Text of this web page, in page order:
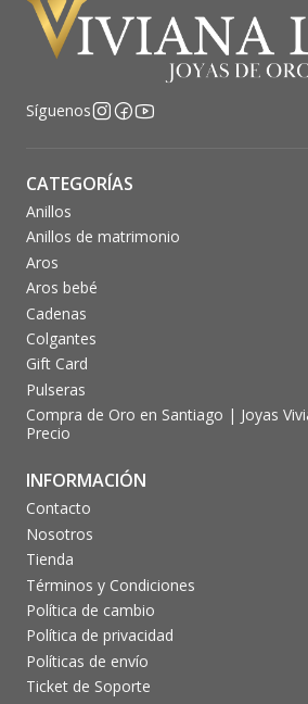
Síguenos
CATEGORÍAS
Anillos
Anillos de matrimonio
Aros
Aros bebé
Cadenas
Colgantes
Gift Card
Pulseras
Compra de Oro en Santiago | Joyas
Precio
INFORMACIÓN
Contacto
Nosotros
Tienda
Términos y Condiciones
Política de cambio
Política de privacidad
Políticas de envío
Ticket de Soporte